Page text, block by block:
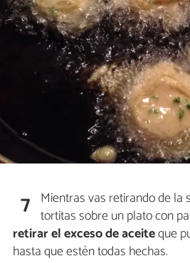
7 Mientras vas retirando de la
tortitas sobre un plato con
retirar el exceso de aceiteque
hasta que estén todas hechas.